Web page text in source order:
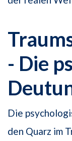
- Die
Die
den Quarz im